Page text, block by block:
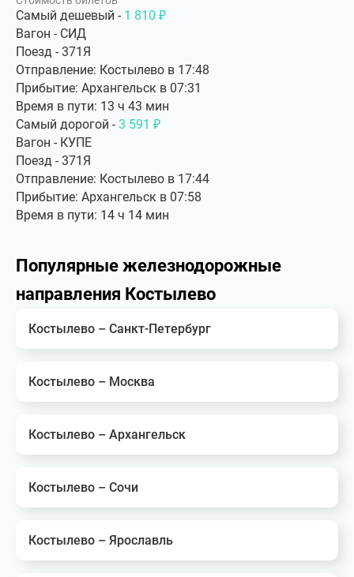
Самый дешевый - 1 810 ₽
Вагон - СИД
Поезд - 371Я
Отправление: Костылево в 17:48
Прибытие: Архангельск в 07:31
Время в пути: 13 ч 43 мин
Самый дорогой - 3 591 ₽
Вагон - КУПЕ
Поезд - 371Я
Отправление: Костылево в 17:44
Прибытие: Архангельск в 07:58
Время в пути: 14 ч 14 мин
Популярные железнодорожные
направления Костылево
Костылево – Санкт-Петербург
Костылево – Москва
Костылево – Архангельск
Костылево – Сочи
Костылево – Ярославль